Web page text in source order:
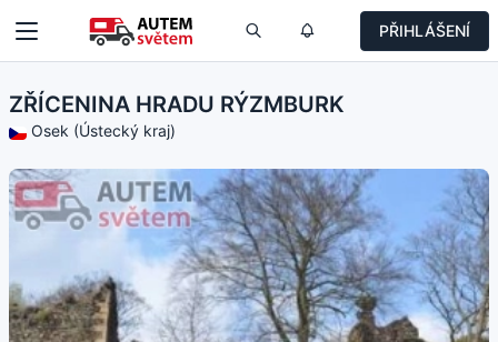
PŘIHLÁŠENÍ
ZŘÍCENINA HRADU RÝZMBURK
Osek (Ústecký kraj)